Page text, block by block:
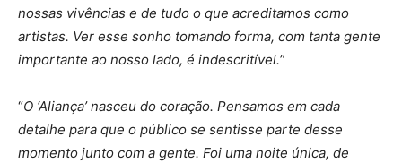
nossas vivências e de tudo o que acreditamos como
artistas. Ver esse sonho tomando forma, com tanta gente
importante ao nosso lado, é indescritível.”
“O ‘Aliança’ nasceu do coração. Pensamos em cada
detalhe para que o público se sentisse parte desse
momento junto com a gente. Foi uma noite única, de